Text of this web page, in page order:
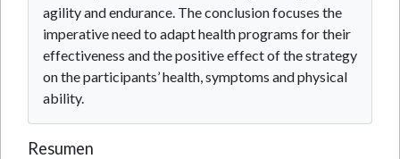
agility and endurance. The conclusion focuses the
imperative need to adapt health programs for their
effectiveness and the positive effect of the strategy
on the participants’ health, symptoms and physical
ability.
Resumen